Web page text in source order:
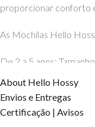
proporcionar conforto
As Mochilas Hello
De 2 a 5 anos:
Ecológicas: Feitas de
(para proteger a
repelente à água.
About Hello Hossy
Envios e Entregas
Certificação | Avisos